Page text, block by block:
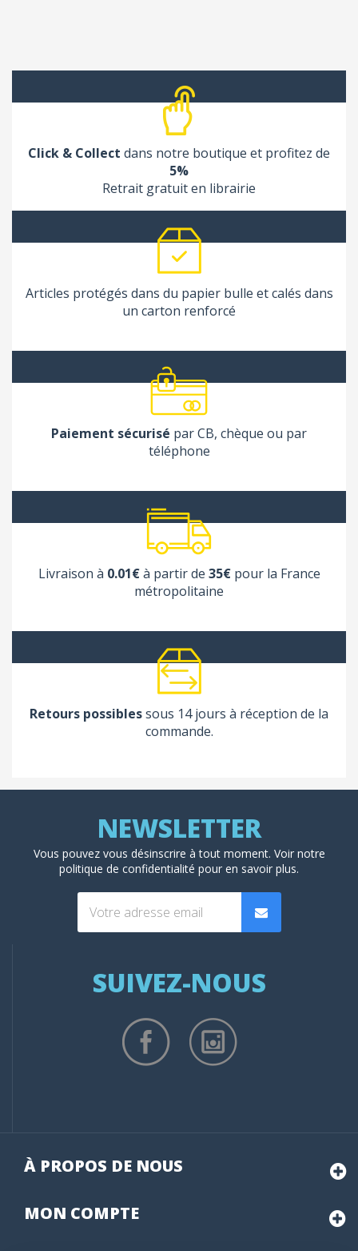
Click & Collect dans notre boutique et profitez de
5%
Retrait gratuit en librairie
Articles protégés dans du papier bulle et calés dans
un carton renforcé
Paiement sécurisé par CB, chèque ou par
téléphone
Livraison à 0.01€à partir de 35€pour la France
métropolitaine
Retours possiblessous 14 jours à réception de la
commande.
Vous pouvez vous désinscrire à tout moment. Voir notre
politique de confidentialité pour en savoir plus.
SUIVEZ-NOUS
À PROPOS DE NOUS
MON COMPTE